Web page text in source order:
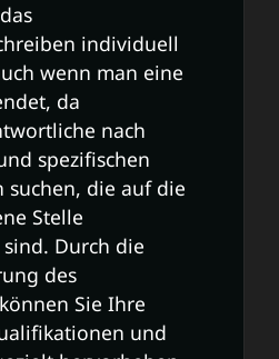
individuell
wenn man eine
da
nach
spezifischen
die auf die
Stelle
Durch die
des
Sie Ihre
und